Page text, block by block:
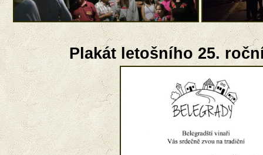
Plakát letošního 25.